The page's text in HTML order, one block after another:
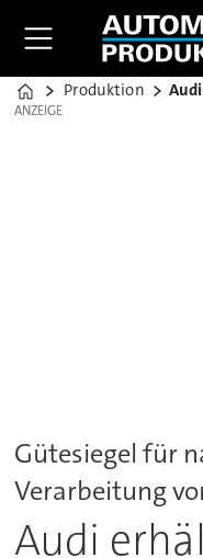
Home
Produktion
ANZEIGE
ANZEIGE
Gütesiegel für
Verarbeitung
Audi